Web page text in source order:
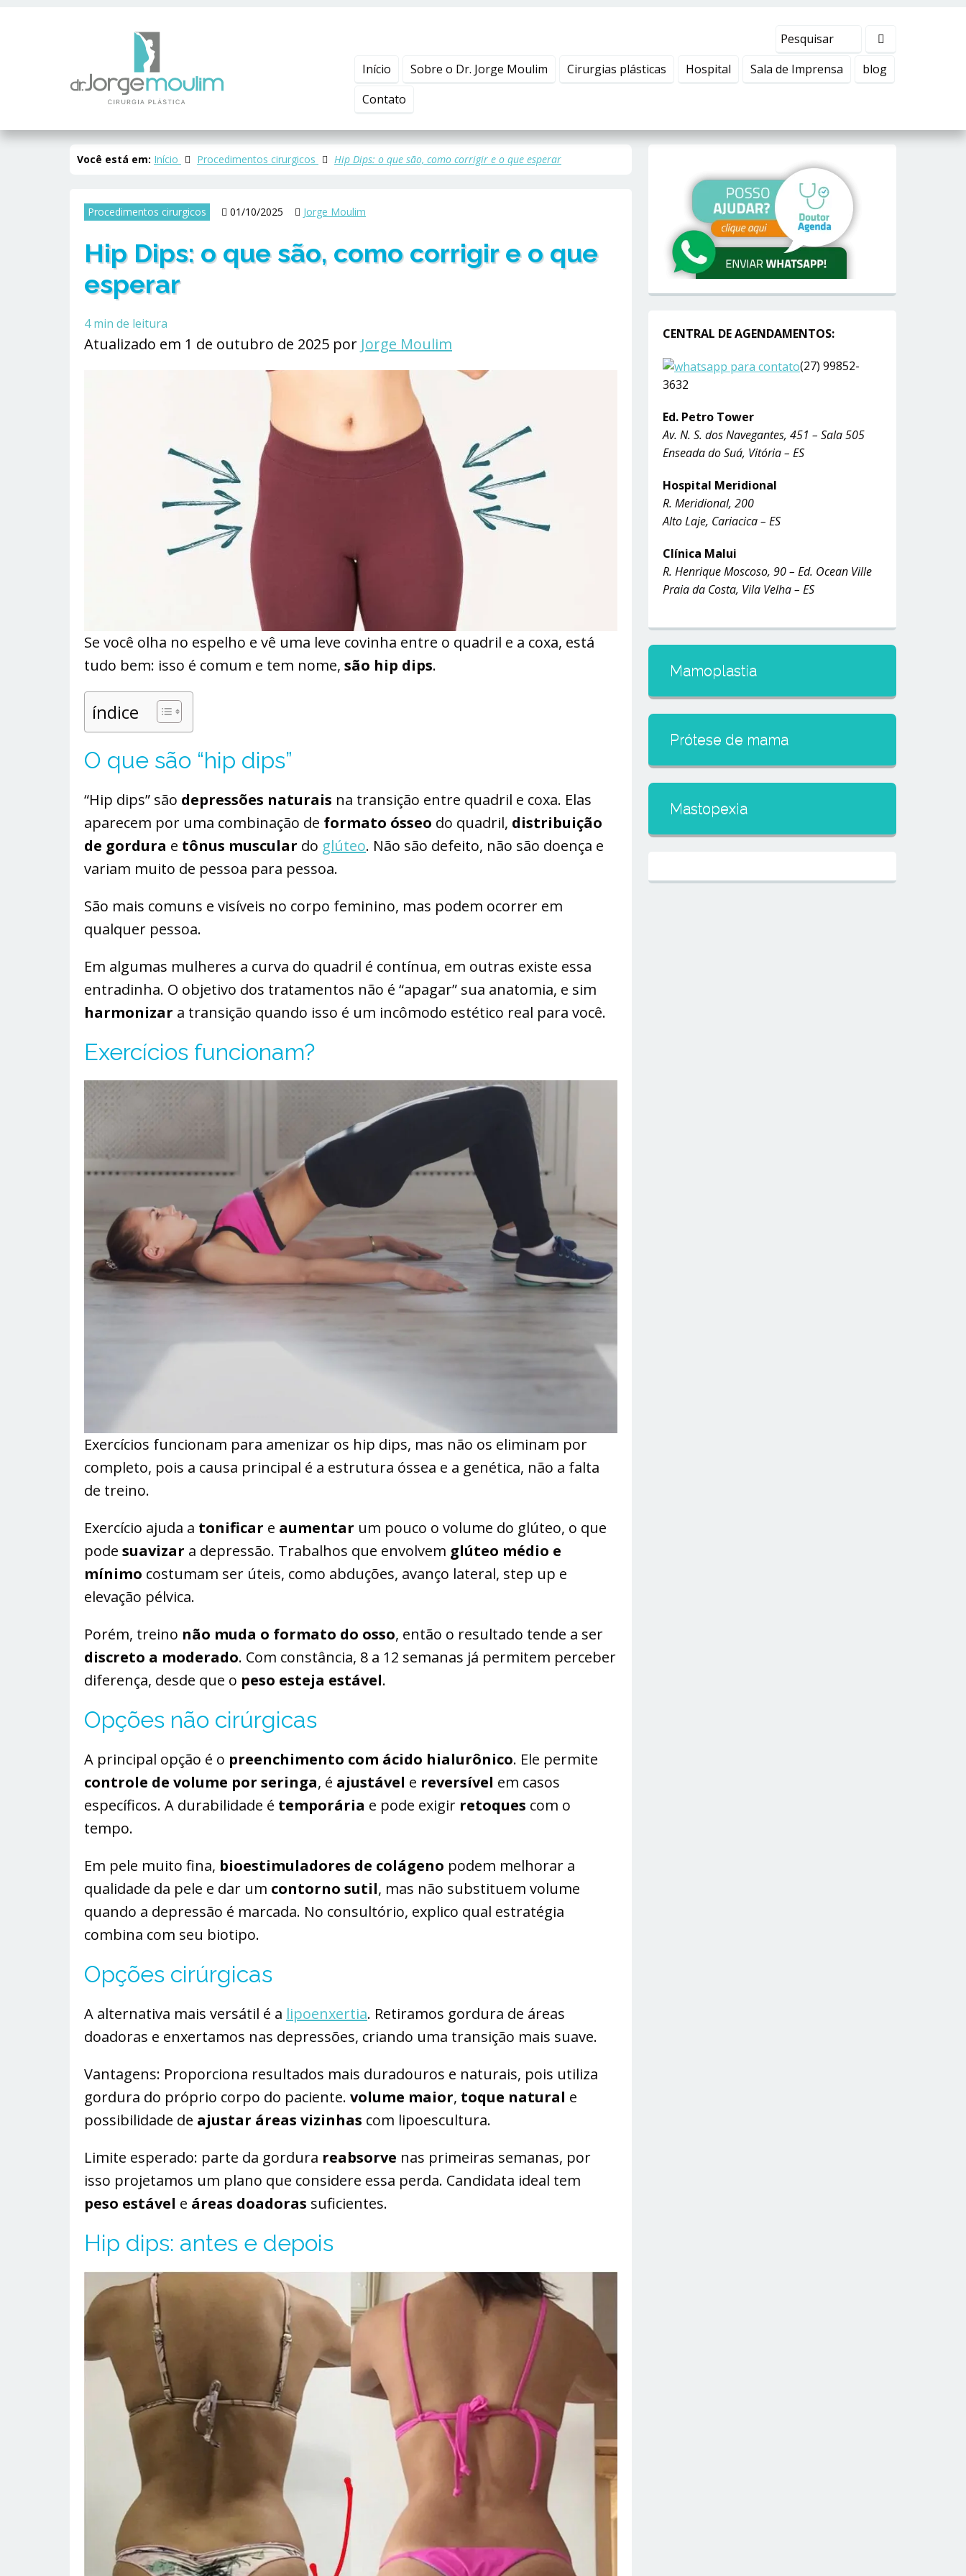
Início Sobre o Dr. Jorge Moulim Cirurgias plásticas Hospital Sala de Imprensa
blog
Contato
Você está em: Início Procedimentos cirurgicos Hip Dips: o que são, como corrigir e o que esperar
Procedimentos cirurgicos 01/10/2025 Jorge Moulim
Hip Dips: o que são, como corrigir e o que
esperar
4min de leitura
Atualizado em 1 de outubro de 2025 por Jorge Moulim
Se você olha no espelho e vê uma leve covinha entre o quadril e a coxa, está
tudo bem: isso é comum e tem nome, são hip dips.
índice
O que são “hip dips”
“Hip dips” são depressões naturais na transição entre quadril e coxa. Elas
aparecem por uma combinação de formato ósseo do quadril, distribuição
de gordura e tônus muscular do glúteo. Não são defeito, não são doença e
variam muito de pessoa para pessoa.
São mais comuns e visíveis no corpo feminino, mas podem ocorrer em
qualquer pessoa.
Em algumas mulheres a curva do quadril é contínua, em outras existe essa
entradinha. O objetivo dos tratamentos não é “apagar” sua anatomia, e sim
harmonizar a transição quando isso é um incômodo estético real para você.
Exercícios funcionam?
Exercícios funcionam para amenizar os hip dips, mas não os eliminam por
completo, pois a causa principal é a estrutura óssea e a genética, não a falta
de treino.
Exercício ajuda a tonificar e aumentar um pouco o volume do glúteo, o que
pode suavizar a depressão. Trabalhos que envolvem glúteo médio e
mínimo costumam ser úteis, como abduções, avanço lateral, step up e
elevação pélvica.
Porém, treino não muda o formato do osso, então o resultado tende a ser
discreto a moderado. Com constância, 8 a 12 semanas já permitem perceber
diferença, desde que o peso esteja estável.
Opções não cirúrgicas
A principal opção é o preenchimento com ácido hialurônico. Ele permite
controle de volume por seringa, é ajustável e reversível em casos
específicos. A durabilidade é temporária e pode exigir retoques com o
tempo.
Em pele muito fina, bioestimuladores de colágeno podem melhorar a
qualidade da pele e dar um contorno sutil, mas não substituem volume
quando a depressão é marcada. No consultório, explico qual estratégia
combina com seu biotipo.
Opções cirúrgicas
A alternativa mais versátil é a lipoenxertia. Retiramos gordura de áreas
doadoras e enxertamos nas depressões, criando uma transição mais suave.
Vantagens: Proporciona resultados mais duradouros e naturais, pois utiliza
gordura do próprio corpo do paciente. volume maior, toque natural e
possibilidade de ajustar áreas vizinhas com lipoescultura.
Limite esperado: parte da gordura reabsorve nas primeiras semanas, por
isso projetamos um plano que considere essa perda. Candidata ideal tem
peso estável e áreas doadoras suficientes.
Hip dips: antes e depois
CENTRAL DE AGENDAMENTOS:
(27) 99852-
3632
Ed. Petro Tower
Av. N. S. dos Navegantes, 451 – Sala 505
Enseada do Suá, Vitória – ES
Hospital Meridional
R. Meridional, 200
Alto Laje, Cariacica – ES
Clínica Malui
R. Henrique Moscoso, 90 – Ed. Ocean Ville
Praia da Costa, Vila Velha – ES
Mamoplastia
Prótese de mama
Mastopexia